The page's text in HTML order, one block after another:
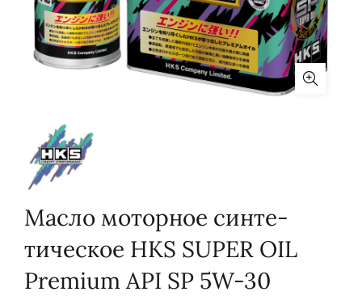
Масло моторное синте­
тическое HKS SUPER OIL
Premium API SP 5W-30